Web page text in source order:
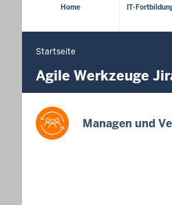
Home IT-
Sie
befinden
hier
Startseite
Agile Werkzeuge
Managen und